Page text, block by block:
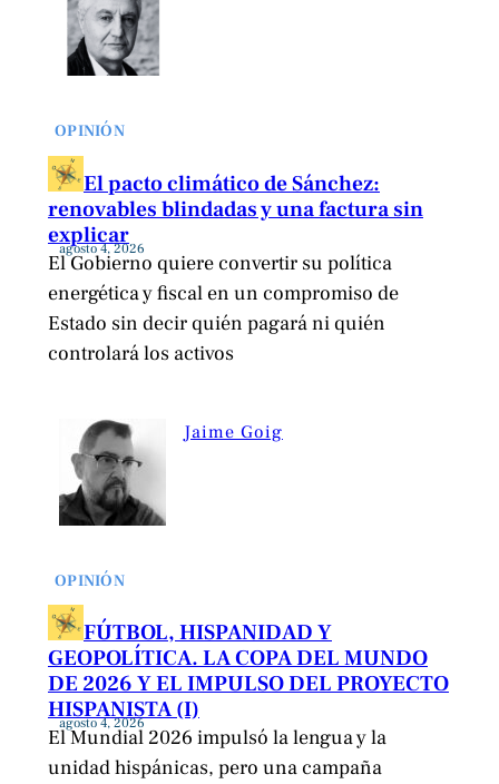
OPINIÓN
El pacto climático de Sánchez:
renovables blindadas y una factura sin
explicar
agosto 4, 2026
El Gobierno quiere convertir su política
energética y fiscal en un compromiso de
Estado sin decir quién pagará ni quién
controlará los activos
Jaime Goig
OPINIÓN
FÚTBOL, HISPANIDAD Y
GEOPOLÍTICA. LA COPA DEL MUNDO
DE 2026 Y EL IMPULSO DEL PROYECTO
HISPANISTA (I)
agosto 4, 2026
El Mundial 2026 impulsó la lengua y la
unidad hispánicas, pero una campaña